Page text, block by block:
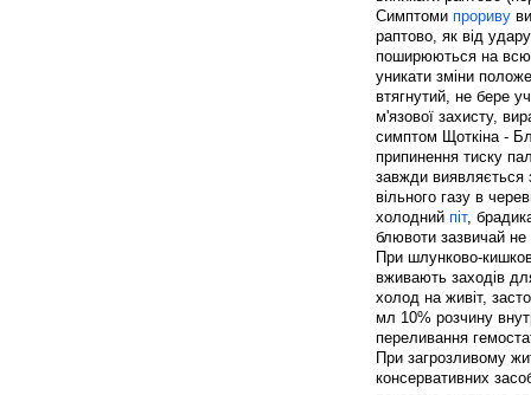
Симптоми прориву
раптово, як від
поширюються на всю
уникати зміни
втягнутий, не бере
м'язової захисту,
симптом Щоткіна -
припинення тиску
завжди виявляється
вільного газу в
холодний піт,
блювоти зазвичай не
При шлунково-
вживають заходів
холод на живіт,
мл 10% розчину
переливання
При загрозливому
консервативних